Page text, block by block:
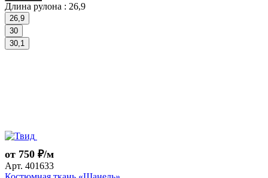
Длина рулона : 26,9
26,9
30
30,1
от 750 ₽/м
Арт. 401633